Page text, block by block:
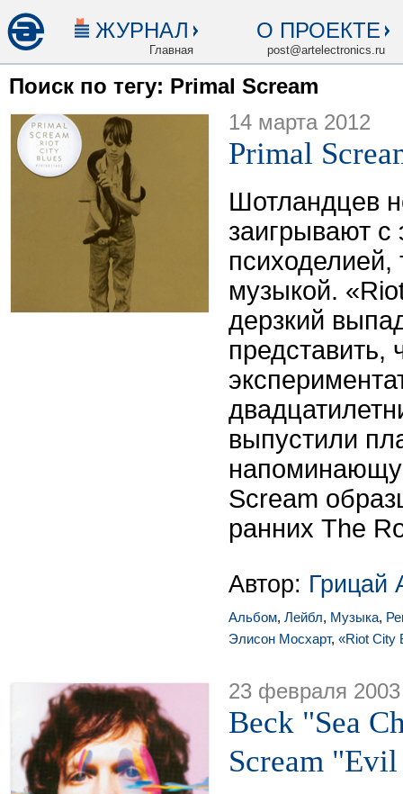
ЖУРНАЛ
Главная
О ПРОЕКТЕ
post@artelectronics.ru
Поиск по тегу: Primal Scream
14 марта 2012
Primal
Шотландцев
заигрывают с
психоделией,
музыкой.
дерзкий
представить,
выпустили
Scream
ранних The
Автор: Грицай
Альбом, Лейбл, Музыка,
Элисон Мосхарт, «Riot City
23 февраля 2003
Beck "Sea
Scream